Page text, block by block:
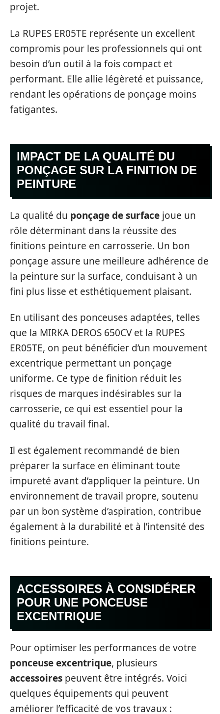
projet.
La RUPES ER05TE représente un excellent
compromis pour les professionnels qui ont
besoin d’un outil à la fois compact et
performant. Elle allie légèreté et puissance,
rendant les opérations de ponçage moins
fatigantes.
IMPACT DE LA QUALITÉ DU
PONÇAGE SUR LA FINITION DE
PEINTURE
La qualité du ponçage de surface joue un
rôle déterminant dans la réussite des
finitions peinture en carrosserie. Un bon
ponçage assure une meilleure adhérence de
la peinture sur la surface, conduisant à un
fini plus lisse et esthétiquement plaisant.
En utilisant des ponceuses adaptées, telles
que la MIRKA DEROS 650CV et la RUPES
ER05TE, on peut bénéficier d’un mouvement
excentrique permettant un ponçage
uniforme. Ce type de finition réduit les
risques de marques indésirables sur la
carrosserie, ce qui est essentiel pour la
qualité du travail final.
Il est également recommandé de bien
préparer la surface en éliminant toute
impureté avant d’appliquer la peinture. Un
environnement de travail propre, soutenu
par un bon système d’aspiration, contribue
également à la durabilité et à l’intensité des
finitions peinture.
ACCESSOIRES À CONSIDÉRER
POUR UNE PONCEUSE
EXCENTRIQUE
Pour optimiser les performances de votre
ponceuse excentrique, plusieurs
accessoires peuvent être intégrés. Voici
quelques équipements qui peuvent
améliorer l’efficacité de vos travaux :